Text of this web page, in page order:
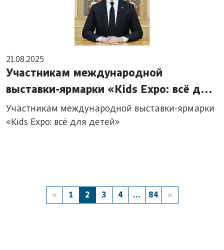
21.08.2025
Участникам международной
выставки-ярмарки «Kids Expo: всё для
детей»
Участникам международной выставки-ярмарки
«Kids Expo: всё для детей»
1 2 3 4 ... 84